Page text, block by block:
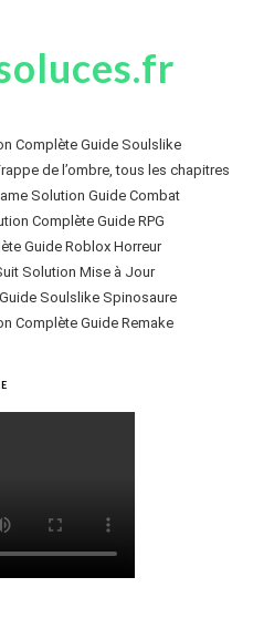
Complète Guide Soulslike
de l’ombre, tous les chapitres
Solution Guide Combat
Complète Guide RPG
Guide Roblox Horreur
Solution Mise à Jour
Soulslike Spinosaure
Complète Guide Remake